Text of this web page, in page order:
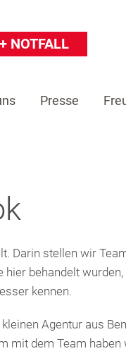
+ NOTFALL
Presse
Darin stellen wir
hier behandelt wurden,
kennen.
Agentur aus
mit dem Team haben